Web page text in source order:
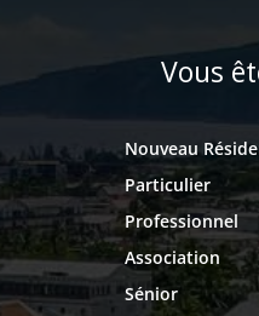
Vous
Nouveau
Particulier
Professionnel
Association
Sénior